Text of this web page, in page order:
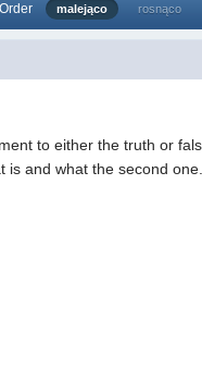
Order malejąco rosnąco
to either the truth or
is and what the second one.